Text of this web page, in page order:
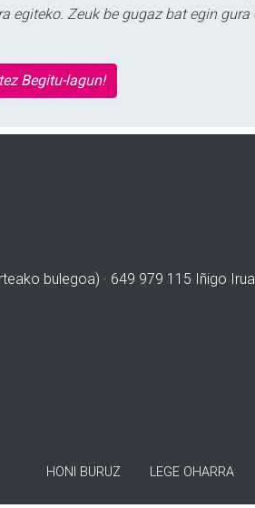
egiteko. Zeuk be gugaz bat egin gura
Begitu-lagun!
bulegoa) · 649 979 115 Iñigo
HONI BURUZ LEGE OHARRA